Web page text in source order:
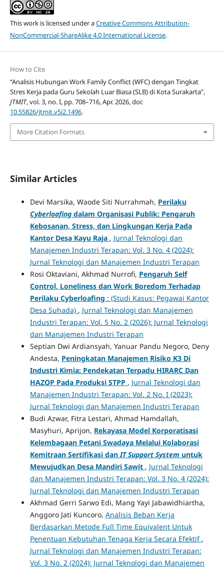
This work is licensed under aCreative Commons Attribution-
NonCommercial-ShareAlike 4.0 International License.
How to Cite
“Analisis Hubungan Work Family Conflict (WFC) dengan Tingkat
Stres Kerja pada Guru Sekolah Luar Biasa (SLB) di Kota Surakarta”,
JTMIT, vol. 3, no. I, pp. 708–716, Apr. 2026, doi:
10.55826/jtmit.v5i2.1496.
More Citation Formats
Similar Articles
Devi Marsika, Waode Siti Nurrahmah, Perilaku
Cyberloafingdalam Organisasi Publik: Pengaruh
Kebosanan, Stress, dan Lingkungan Kerja Pada
Kantor Desa Kayu Raja , Jurnal Teknologi dan
Manajemen Industri Terapan: Vol. 3 No. 4 (2024):
Jurnal Teknologi dan Manajemen Industri Terapan
Rosi Oktaviani, Akhmad Nurrofi, Pengaruh Self
Control, Loneliness dan Work Boredom Terhadap
Perilaku Cyberloafing : (Studi Kasus: Pegawai Kantor
Desa Suhada) , Jurnal Teknologi dan Manajemen
Industri Terapan: Vol. 5 No. 2 (2026): Jurnal Teknologi
dan Manajemen Industri Terapan
Septian Dwi Ardiansyah, Yanuar Pandu Negoro, Deny
Andesta, Peningkatan Manajemen Risiko K3 Di
Industri Kimia: Pendekatan Terpadu HIRARC Dan
HAZOP Pada Produksi STPP , Jurnal Teknologi dan
Manajemen Industri Terapan: Vol. 2 No. I (2023):
Jurnal Teknologi dan Manajemen Industri Terapan
Budi Azwar, Fitra Lestari, Ahmad Hamdallah,
Masyhuri, Aprijon, Rekayasa Model Korporatisasi
Kelembagaan Petani Swadaya Melalui Kolaborasi
Kemitraan Sertifikasi dan IT Support System untuk
Mewujudkan Desa Mandiri Sawit , Jurnal Teknologi
dan Manajemen Industri Terapan: Vol. 3 No. 4 (2024):
Jurnal Teknologi dan Manajemen Industri Terapan
Akhmad Gerri Sarwo Edi, Mang Yayi Jabawidhiartha,
Anggoro Jati Kuncoro, Analisis Beban Kerja
Berdasarkan Metode Full Time Equivalent Untuk
Penentuan Kebutuhan Tenaga Kerja Secara Efektif ,
Jurnal Teknologi dan Manajemen Industri Terapan:
Vol. 3 No. 2 (2024): Jurnal Teknologi dan Manajemen